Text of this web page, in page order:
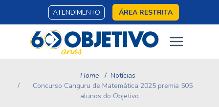
ATENDIMENTO ÁREA RESTRITA
Home
Notícias
Concurso Canguru de Matemática 2025 premia 505
alunos do Objetivo